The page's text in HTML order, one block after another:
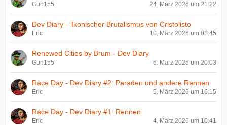
Gun155
24. März 2026 um 21:22
Dev Diary – Ikonischer Brutalismus von Cristolisto
Eric 10. März 2026 um 08:45
Renewed Cities by Brum - Dev Diary
Gun155 6. März 2026 um 20:03
Race Day - Dev Diary #2: Paraden und andere Rennen
Eric 5. März 2026 um 16:15
Race Day - Dev Diary #1: Rennen
Eric 4. März 2026 um 10:41